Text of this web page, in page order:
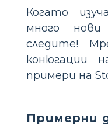
Когато
много
следите!
конюгации
примери на
Примерни